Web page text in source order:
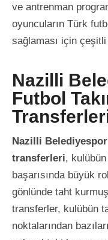
ve antrenman
oyuncuların Türk
sağlaması için
Nazilli
Futbol
Nazilli Belediyespor
transferleri,
başarısında büyük
gönlünde taht
transferler, kulübün
noktalarından